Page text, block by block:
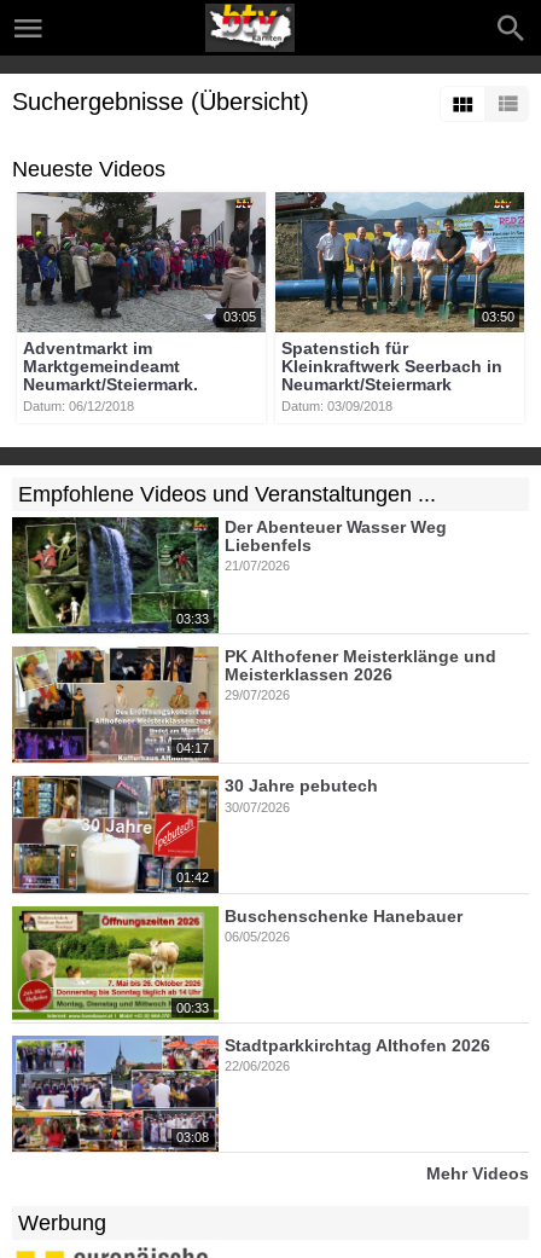
Suchergebnisse (Übersicht)
Neueste Videos
03:05
Adventmarkt im
Marktgemeindeamt
Neumarkt/Steiermark.
Datum: 06/12/2018
03:50
Spatenstich für
Kleinkraftwerk Seerbach in
Neumarkt/Steiermark
Datum: 03/09/2018
Empfohlene Videos und Veranstaltungen ...
03:33
Der Abenteuer Wasser Weg
Liebenfels
21/07/2026
04:17
PK Althofener Meisterklänge und
Meisterklassen 2026
29/07/2026
01:42
30 Jahre pebutech
30/07/2026
00:33
Buschenschenke Hanebauer
06/05/2026
03:08
Stadtparkkirchtag Althofen 2026
22/06/2026
Mehr Videos
Werbung